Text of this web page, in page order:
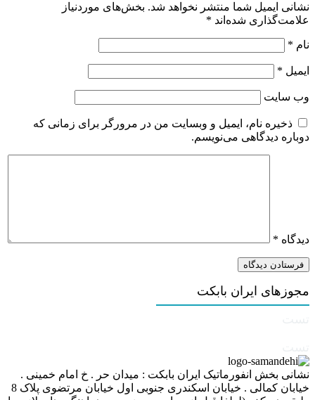
نشانی ایمیل شما منتشر نخواهد شد. بخش‌های موردنیاز
علامت‌گذاری شده‌اند *
نام *
ایمیل *
وب‌ سایت
ذخیره نام، ایمیل و وبسایت من در مرورگر برای زمانی که
دوباره دیدگاهی می‌نویسم.
دیدگاه *
مجوزهای ایران بابکت
نشانی بخش انفورماتیک ایران بابکت : میدان حر . خ امام خمینی .
خیابان کمالی . خیابان اسکندری جنوبی اول خیابان مرتضوی پلاک 8